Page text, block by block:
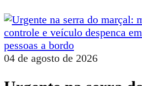
04 de agosto de 2026